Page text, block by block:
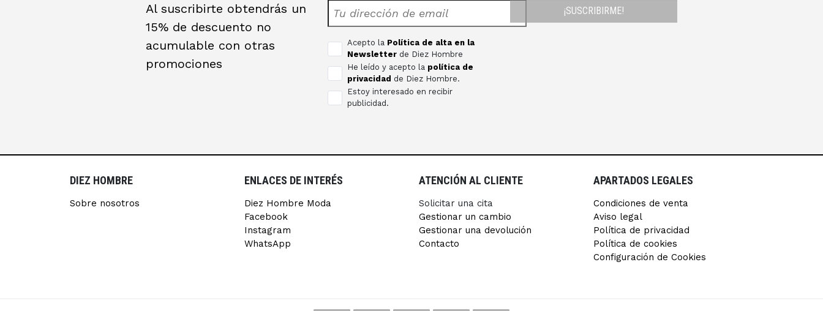
Al suscribirte obtendrás un
15% de descuento no
acumulable con otras
promociones
Acepto la Política de alta en la
Newsletter de Diez Hombre
He leído y acepto la política de
privacidad de Diez Hombre.
Estoy interesado en recibir
publicidad.
¡SUSCRIBIRME!
DIEZ HOMBRE
Sobre nosotros
ENLACES DE INTERÉS
Diez Hombre Moda
Facebook
Instagram
WhatsApp
ATENCIÓN AL CLIENTE
Solicitar una cita
Gestionar un cambio
Gestionar una devolución
Contacto
APARTADOS LEGALES
Condiciones de venta
Aviso legal
Política de privacidad
Política de cookies
Configuración de Cookies